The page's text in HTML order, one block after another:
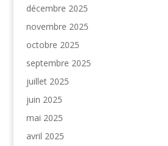
décembre 2025
novembre 2025
octobre 2025
septembre 2025
juillet 2025
juin 2025
mai 2025
avril 2025